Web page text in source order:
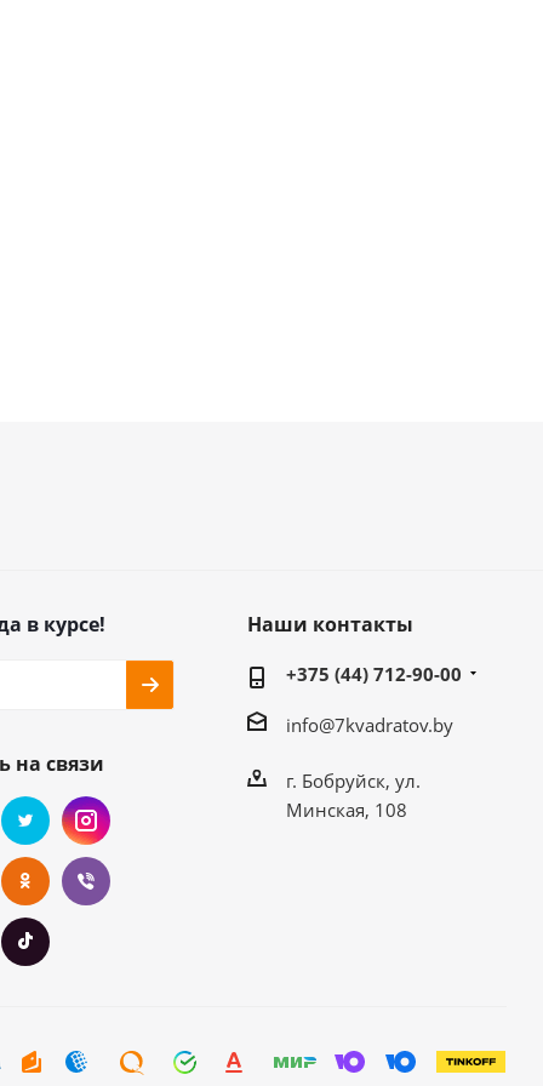
в курсе!
на связи
Наши контакты
+375 (44) 712-90-00
info@7kvadratov.by
г. Бобруйск, ул.
Минская, 108